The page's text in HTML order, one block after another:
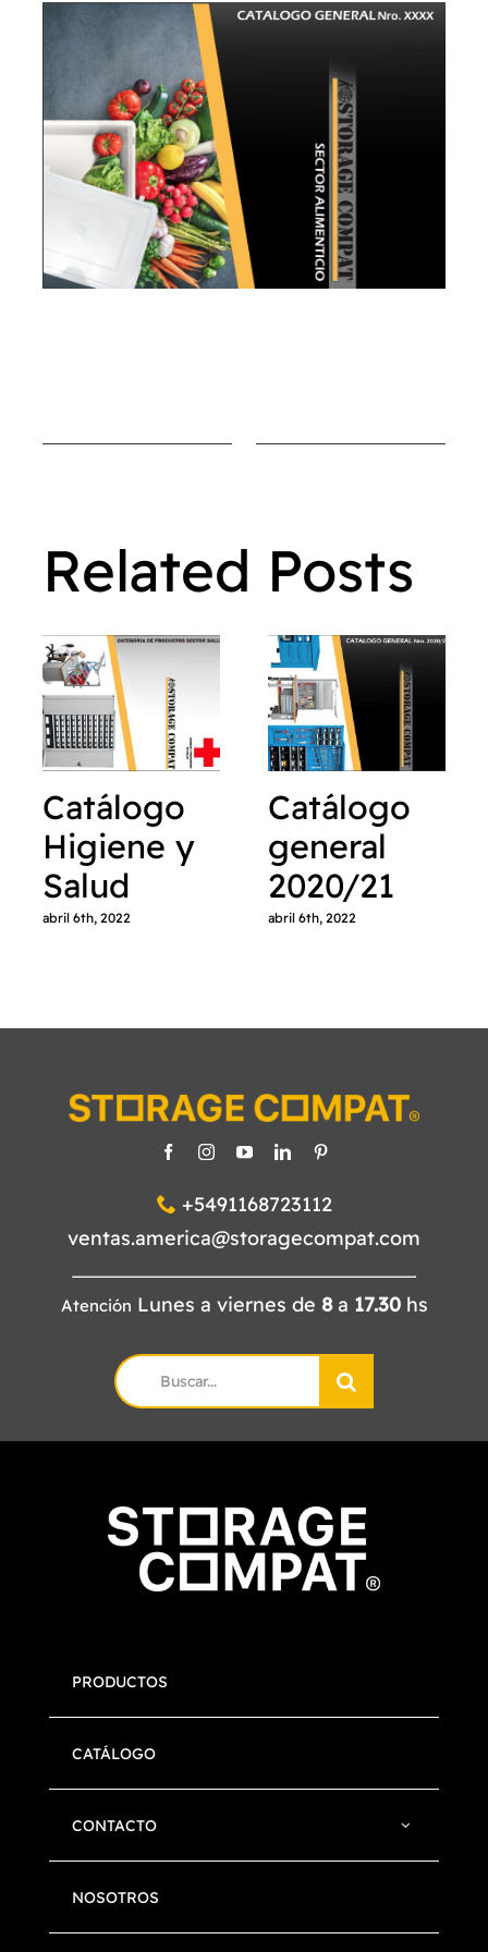
Related Posts
Catálogo
Higiene y
Salud
abril 6th, 2022
Catálogo
general
2020/21
abril 6th, 2022
+5491168723112
ventas.america@storagecompat.com
Atención Lunes a viernes de 8a 17.30hs
Search
for:
PRODUCTOS
CATÁLOGO
CONTACTO
NOSOTROS